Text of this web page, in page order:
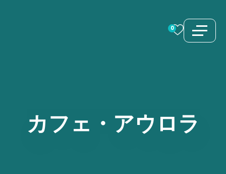
0
カフェ・アウロラ